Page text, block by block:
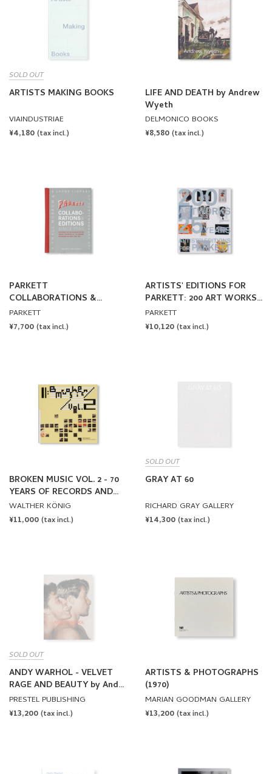
SOLD OUT
ARTISTS MAKING BOOKS
VIAINDUSTRIAE
REGULAR
¥4,180 (tax incl.)
LIFE AND DEATH by Andrew
Wyeth
DELMONICO BOOKS
REGULAR
¥8,580 (tax incl.)
PARKETT
COLLABORATIONS &
EDITIONS SINCE 1984
PARKETT
REGULAR
¥7,700 (tax incl.)
ARTISTS' EDITIONS FOR
PARKETT: 200 ART WORKS
25 YEARS
PARKETT
REGULAR
¥10,120 (tax incl.)
BROKEN MUSIC VOL. 2 - 70
YEARS OF RECORDS AND
SOUND WORKS BY ARTISTS
WALTHER KÖNIG
REGULAR
¥11,000 (tax incl.)
SOLD OUT
GRAY AT 60
RICHARD GRAY GALLERY
REGULAR
¥14,300 (tax incl.)
SOLD OUT
ANDY WARHOL - VELVET
RAGE AND BEAUTY by Andy
Warhol
PRESTEL PUBLISHING
REGULAR
¥13,200 (tax incl.)
ARTISTS & PHOTOGRAPHS
(1970)
MARIAN GOODMAN GALLERY
REGULAR
¥13,200 (tax incl.)